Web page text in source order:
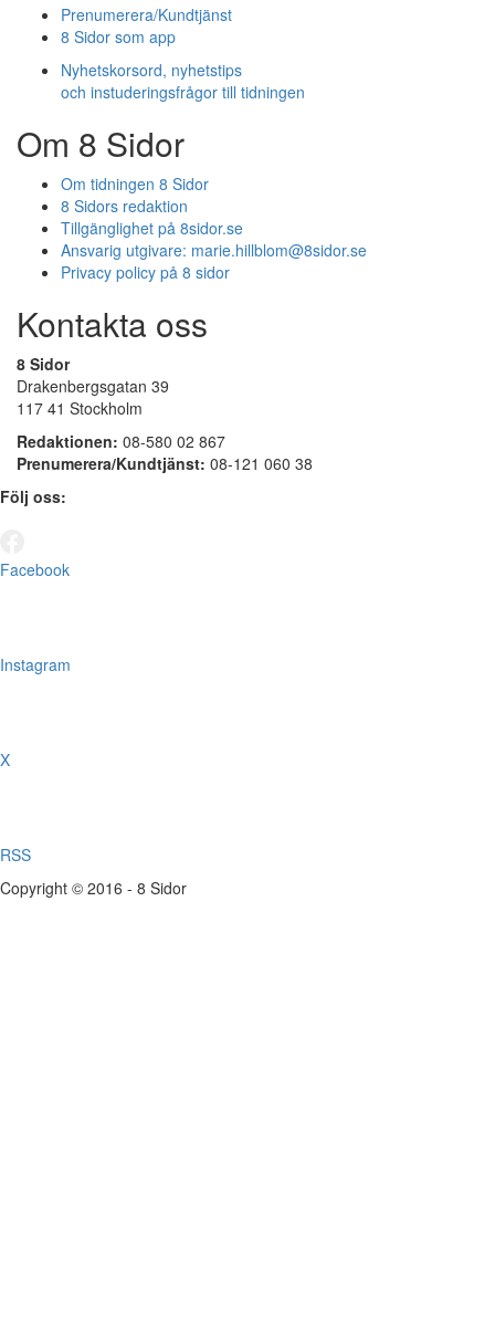
Prenumerera/Kundtjänst
8 Sidor som app
Nyhetskorsord, nyhetstips
och instuderingsfrågor till tidningen
Om 8 Sidor
Om tidningen 8 Sidor
8 Sidors redaktion
Tillgänglighet på 8sidor.se
Ansvarig utgivare: marie.hillblom@8sidor.se
Privacy policy på 8 sidor
Kontakta oss
8 Sidor
Drakenbergsgatan 39
117 41 Stockholm
Redaktionen: 08-580 02 867
Prenumerera/Kundtjänst: 08-121 060 38
Följ oss:
Facebook
Instagram
X
RSS
Copyright © 2016 - 8 Sidor